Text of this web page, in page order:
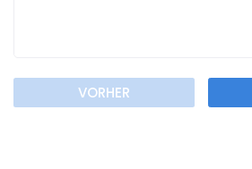
VORHER